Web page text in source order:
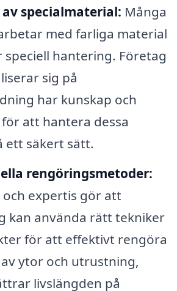
specialmaterial: Många
med farliga material
speciell hantering. Företag
sig på
har kunskap och
att hantera dessa
ett säkert sätt.
rengöringsmetoder:
expertis gör att
kan använda rätt tekniker
för att effektivt rengöra
ytor och utrustning,
livslängden på